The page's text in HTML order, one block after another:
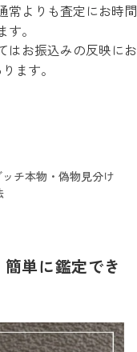
常よりも査定にお時間
。
はお振込みの反映にお
ます。
ッチ本物・偽物見分け
単に鑑定でき